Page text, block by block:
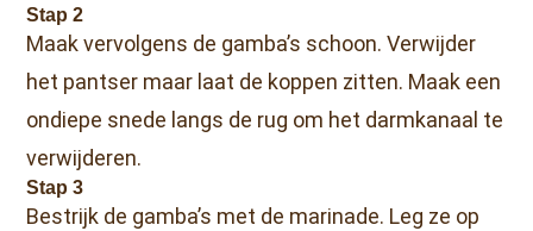
Stap 2
Maak vervolgens de gamba’s schoon. Verwijder
het pantser maar laat de koppen zitten. Maak een
ondiepe snede langs de rug om het darmkanaal te
verwijderen.
Stap 3
Bestrijk de gamba’s met de marinade. Leg ze op